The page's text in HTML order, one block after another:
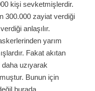
kişi sevketmişlerdir.
300.000 zayiat verdiği
anlaşılır.
yarım
Fakat akıtan
uzıyarak
Bunun için